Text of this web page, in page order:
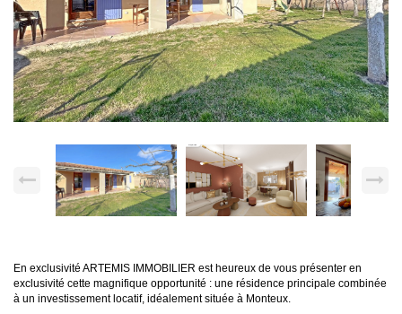
En exclusivité ARTEMIS IMMOBILIER est heureux de vous présenter en
exclusivité cette magnifique opportunité : une résidence principale combinée
à un investissement locatif, idéalement située à Monteux.